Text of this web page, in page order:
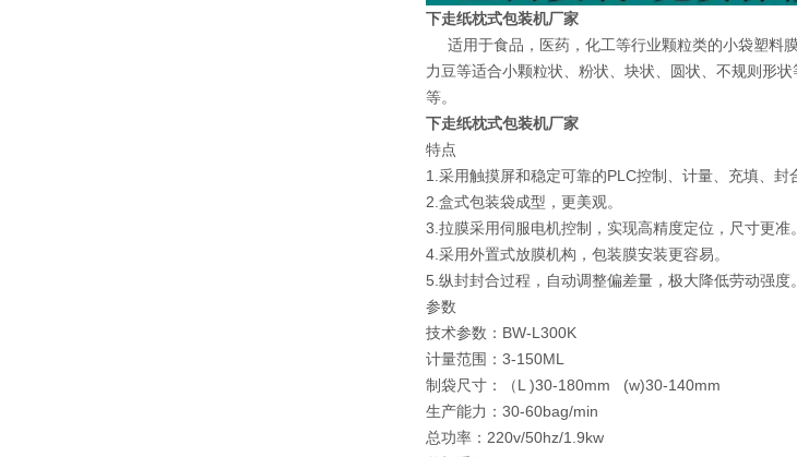
下走纸枕式包装机厂家
适用于食品，医药，化工等行业颗粒类的小袋塑料
力豆等适合小颗粒状、粉状、块状、圆状、不规则形
等。
下走纸枕式包装机厂家
特点
1.采用触摸屏和稳定可靠的PLC控制、计量、充填、封
2.盒式包装袋成型，更美观。
3.拉膜采用伺服电机控制，实现高精度定位，尺寸更准。
4.采用外置式放膜机构，包装膜安装更容易。
5.纵封封合过程，自动调整偏差量，极大降低劳动强度。
参数
技术参数：BW-L300K
计量范围：3-150ML
制袋尺寸：（L )30-180mm (w)30-140mm
生产能力：30-60bag/min
总功率：220v/50hz/1.9kw